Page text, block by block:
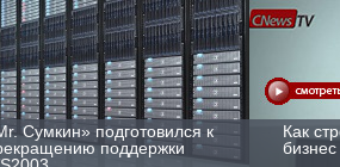
Сумкин» подготовился к
поддержки
Как